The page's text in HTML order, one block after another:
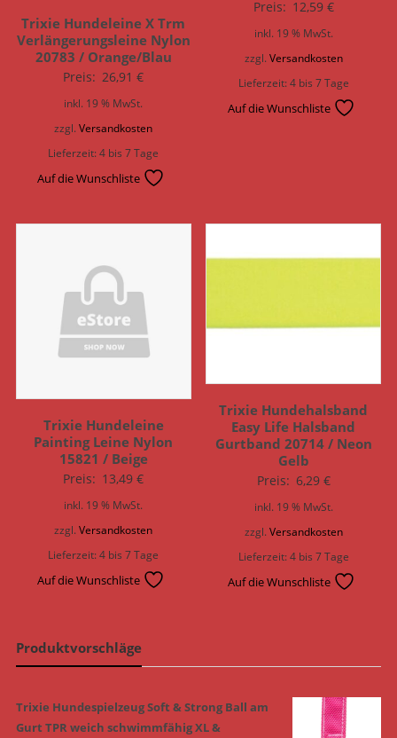
Trixie Hundeleine X Trm
Verlängerungsleine Nylon
20783 / Orange/Blau
Preis: 26,91€
inkl. 19 % MwSt.
zzgl.Versandkosten
Lieferzeit:4 bis 7 Tage
Auf die Wunschliste
Preis: 12,59 €
inkl. 19 % MwSt.
zzgl. Versandkosten
Lieferzeit:4 bis 7 Tage
Auf die Wunschliste
Trixie Hundeleine
Painting Leine Nylon
15821 / Beige
Preis: 13,49€
inkl. 19 % MwSt.
zzgl.Versandkosten
Lieferzeit:4 bis 7 Tage
Auf die Wunschliste
Trixie Hundehalsband
Easy Life Halsband
Gurtband 20714 / Neon
Gelb
Preis: 6,29 €
inkl. 19 % MwSt.
zzgl. Versandkosten
Lieferzeit:4 bis 7 Tage
Auf die Wunschliste
Produktvorschläge
Trixie Hundespielzeug Soft & Strong Ball am
Gurt TPR weich schwimmfähig XL &